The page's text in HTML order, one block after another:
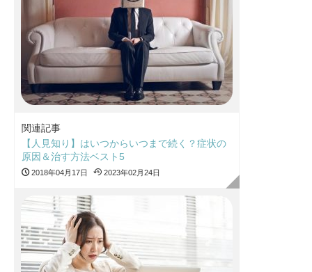
関連記事
【人見知り】はいつからいつまで続く？症状の
原因＆治す方法ベスト5
2018年04月17日 2023年02月24日